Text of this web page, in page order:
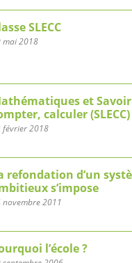
SLECC
mai 2018
et
calculer (SLECC)
février 2018
refondation d’un
s’impose
novembre 2011
l’école ?